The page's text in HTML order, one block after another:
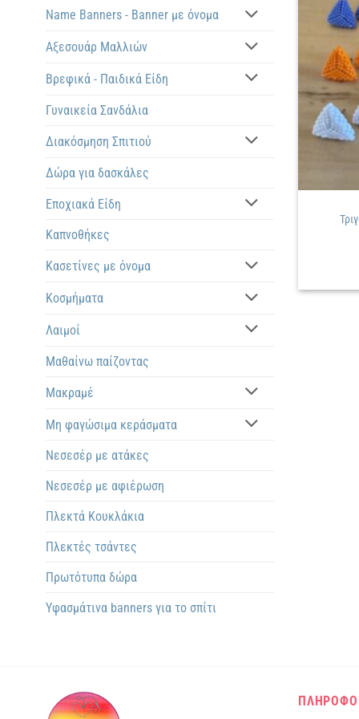
Name Banners - Banner με όνομα
Αξεσουάρ Μαλλιών
Βρεφικά - Παιδικά Είδη
Γυναικεία Σανδάλια
Διακόσμηση Σπιτιού
Δώρα για δασκάλες
Εποχιακά Είδη
Καπνοθήκες
Κασετίνες με όνομα
Κοσμήματα
Λαιμοί
Μαθαίνω παίζοντας
Μακραμέ
Μη φαγώσιμα κεράσματα
Νεσεσέρ με ατάκες
Νεσεσέρ με αφιέρωση
Πλεκτά Kουκλάκια
Πλεκτές τσάντες
Πρωτότυπα δώρα
Υφασμάτινα banners για το σπίτι